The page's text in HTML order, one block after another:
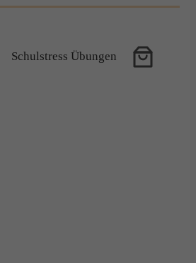
Schulstress Übungen